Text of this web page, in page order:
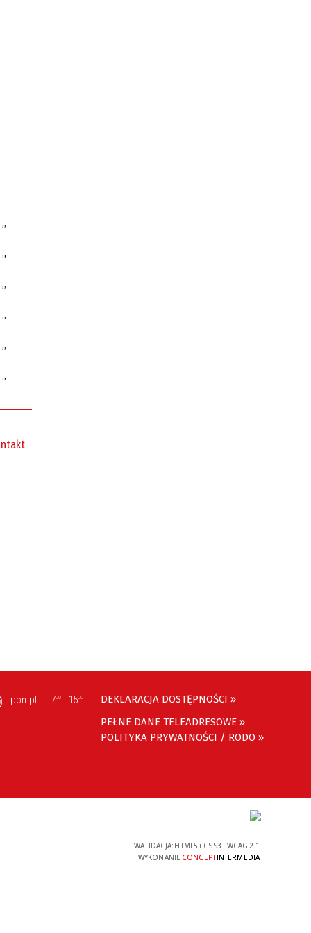
pon-pt: 700 - 1500
DEKLARACJA DOSTĘPNOŚCI »
PEŁNE DANE TELEADRESOWE »
POLITYKA PRYWATNOŚCI / RODO »
WALIDACJA: HTML5+ CSS3+WCAG 2.1
WYKONANIE CONCEPTINTERMEDIA